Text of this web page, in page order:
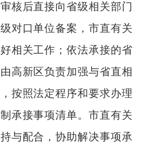
审核后直接向省级相关部门
对口单位备案，市直有关
相关工作；依法承接的省
高新区负责加强与省直相
按照法定程序和要求办理
承接事项清单。市直有关
与配合，协助解决事项承